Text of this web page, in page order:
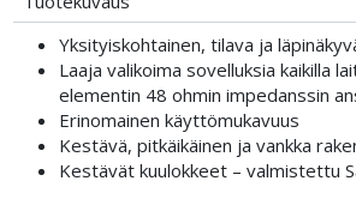
Yksityiskohtainen, tilava ja
Laaja valikoima sovelluksia kaikilla
elementin 48 ohmin impedanssin
Erinomainen käyttömukavuus
Kestävä, pitkäikäinen ja vankka
Kestävät kuulokkeet – valmistettu